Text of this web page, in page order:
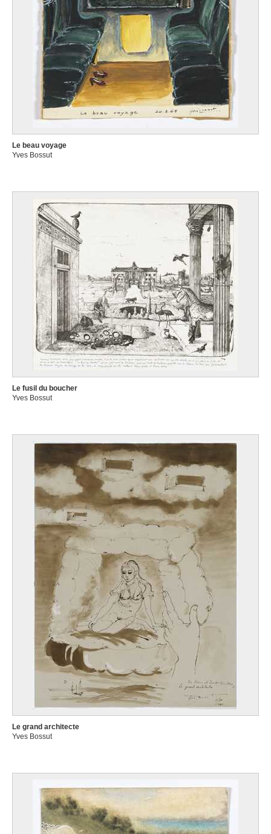
Le beau voyage
Yves Bossut
Le fusil du boucher
Yves Bossut
Le grand architecte
Yves Bossut